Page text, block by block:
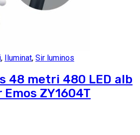
, Iluminat, Sir luminos
48 metri 480 LED alb
ZY1604T